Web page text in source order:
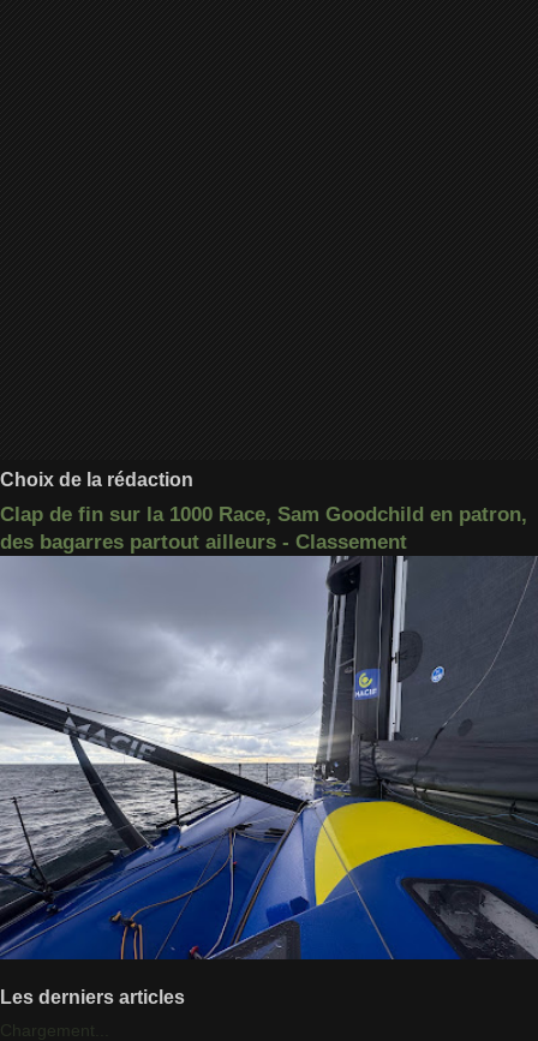
Choix de la rédaction
Clap de fin sur la 1000 Race, Sam Goodchild en patron,
des bagarres partout ailleurs - Classement
Les derniers articles
Chargement...